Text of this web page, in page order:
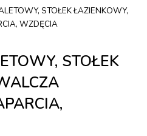
STOŁEK ŁAZIENKOWY,
WZDĘCIA
STOŁEK